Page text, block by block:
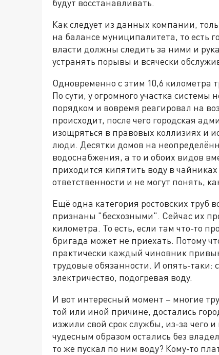
будут восстанавливать.
Как следует из данных компании,
на балансе муниципалитета, то есть
власти должны следить за ними и
устранять порывы и всячески
Одновременно с этим 10,6 километра
По сути, у огромного участка системы
порядком и вовремя реагировал на
происходит, после чего городская
изощряться в правовых коллизиях и
люди. Десятки домов на
водоснабжения, а то и обоих видов
приходится кипятить воду в
ответственности и не могут понять,
Ещё одна категория ростовских труб
признаны "бесхозными". Сейчас их
километра. То есть, если там что-то
бригада может не приехать. Потому
практически каждый чиновник
трудовые обязанности. И опять-
электричество, подогревая воду.
И вот интересный момент – многие
той или иной причине, достались
изжили свой срок службы, из-за чего
чудесным образом остались без
то же пускал по ним воду? Кому-то